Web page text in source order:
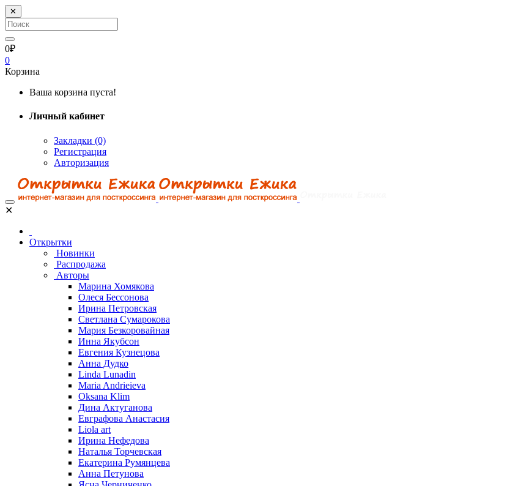
✕
0₽
0
Корзина
Ваша корзина пуста!
Личный кабинет
Закладки (0)
Регистрация
Авторизация
✕
Открытки
Новинки
Распродажа
Авторы
Марина Хомякова
Олеся Бессонова
Ирина Петровская
Светлана Сумарокова
Мария Безкоровайная
Инна Якубсон
Евгения Кузнецова
Анна Дудко
Linda Lunadin
Maria Andrieieva
Oksana Klim
Дина Актуганова
Евграфова Анастасия
Liola art
Ирина Нефедова
Наталья Торчевская
Екатерина Румянцева
Анна Петунова